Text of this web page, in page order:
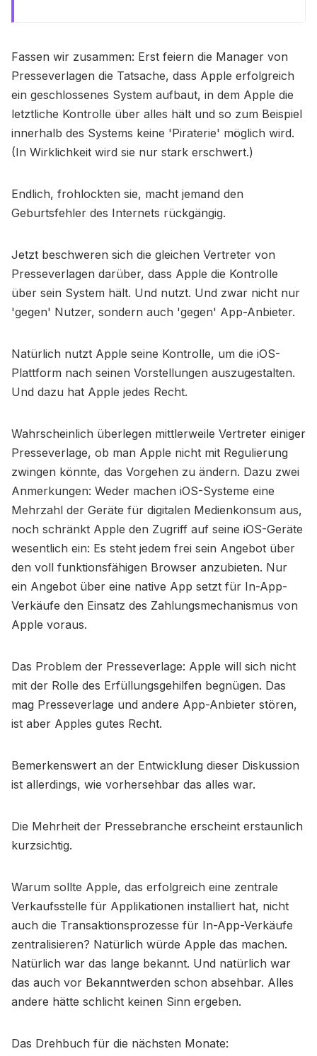
Fassen wir zusammen: Erst feiern die Manager von
Presseverlagen die Tatsache, dass Apple erfolgreich
ein geschlossenes System aufbaut, in dem Apple die
letztliche Kontrolle über alles hält und so zum Beispiel
innerhalb des Systems keine 'Piraterie' möglich wird.
(In Wirklichkeit wird sie nur stark erschwert.)
Endlich, frohlockten sie, macht jemand den
Geburtsfehler des Internets rückgängig.
Jetzt beschweren sich die gleichen Vertreter von
Presseverlagen darüber, dass Apple die Kontrolle
über sein System hält. Und nutzt. Und zwar nicht nur
'gegen' Nutzer, sondern auch 'gegen' App-Anbieter.
Natürlich nutzt Apple seine Kontrolle, um die iOS-
Plattform nach seinen Vorstellungen auszugestalten.
Und dazu hat Apple jedes Recht.
Wahrscheinlich überlegen mittlerweile Vertreter einiger
Presseverlage, ob man Apple nicht mit Regulierung
zwingen könnte, das Vorgehen zu ändern. Dazu zwei
Anmerkungen: Weder machen iOS-Systeme eine
Mehrzahl der Geräte für digitalen Medienkonsum aus,
noch schränkt Apple den Zugriff auf seine iOS-Geräte
wesentlich ein: Es steht jedem frei sein Angebot über
den voll funktionsfähigen Browser anzubieten. Nur
ein Angebot über eine native App setzt für In-App-
Verkäufe den Einsatz des Zahlungsmechanismus von
Apple voraus.
Das Problem der Presseverlage: Apple will sich nicht
mit der Rolle des Erfüllungsgehilfen begnügen. Das
mag Presseverlage und andere App-Anbieter stören,
ist aber Apples gutes Recht.
Bemerkenswert an der Entwicklung dieser Diskussion
ist allerdings, wie vorhersehbar das alles war.
Die Mehrheit der Pressebranche erscheint erstaunlich
kurzsichtig.
Warum sollte Apple, das erfolgreich eine zentrale
Verkaufsstelle für Applikationen installiert hat, nicht
auch die Transaktionsprozesse für In-App-Verkäufe
zentralisieren? Natürlich würde Apple das machen.
Natürlich war das lange bekannt. Und natürlich war
das auch vor Bekanntwerden schon absehbar. Alles
andere hätte schlicht keinen Sinn ergeben.
Das Drehbuch für die nächsten Monate: